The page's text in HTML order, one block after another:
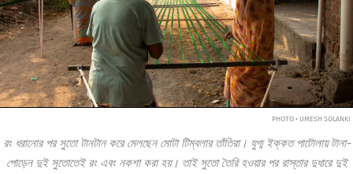
PHOTO • UMESH SOLANKI
রং ধরানোর পর সুতো টানটান করে মেলছেন মোটা টিম্বলার তাঁতিরা। যুগ্ম ইক্কত পাটোলায় টানা-
পোড়েন দুই সুতোতেই রং এবং নকশা করা হয়। তাই সুতো তৈরি হওয়ার পর রাস্তার দুধারে দুই